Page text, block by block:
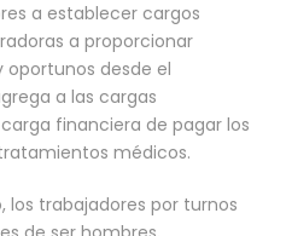
a establecer cargos
a proporcionar
desde el
a las cargas
financiera de pagar los
médicos.
los trabajadores por turnos